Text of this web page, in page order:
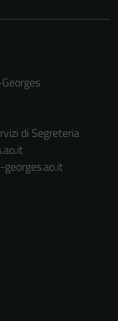
di Segreteria
e non
cookie